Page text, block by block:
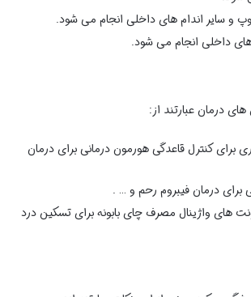
و سایر اندام های داخلی انجام می شود.
های داخلی انجام می شود.
درمان عبارتند از:
برای کنترل قاعدگی هورمون درمانی برای درمان
برای درمان فیبروم رحم و … .
های واژینال مصرف چای بابونه برای تسکین درد